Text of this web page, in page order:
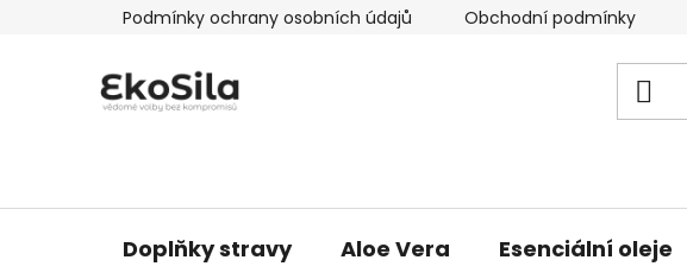
Podmínky ochrany osobních údajů Obchodní podmínky
Doplňky stravy Aloe Vera Esenciální oleje